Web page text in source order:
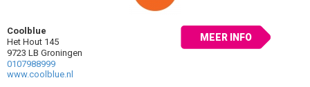
Coolblue
Het Hout 145
9723 LB Groningen
0107988999
www.coolblue.nl
MEER INFO